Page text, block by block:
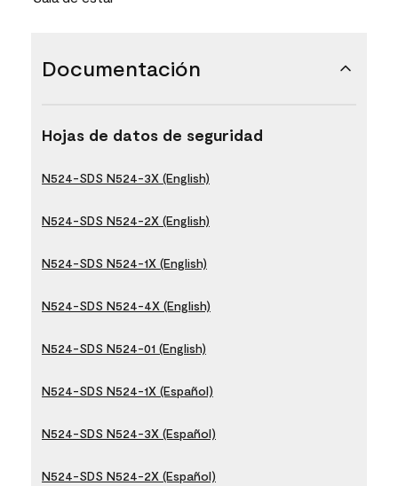
Documentación
Hojas de datos de seguridad
N524-SDS N524-3X (English)
N524-SDS N524-2X (English)
N524-SDS N524-1X (English)
N524-SDS N524-4X (English)
N524-SDS N524-01 (English)
N524-SDS N524-1X (Español)
N524-SDS N524-3X (Español)
N524-SDS N524-2X (Español)